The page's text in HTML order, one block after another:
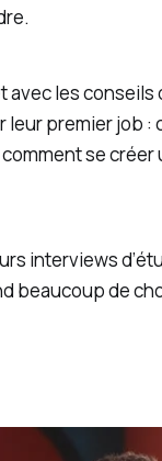
.
avec les
leur premier job
se
interviews
beaucoup de